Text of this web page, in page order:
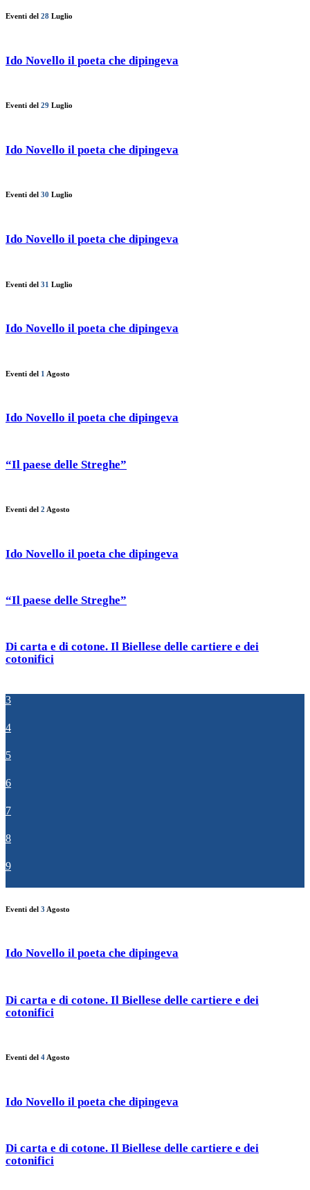
Eventi del 28 Luglio
Ido Novello il poeta che dipingeva
Eventi del 29 Luglio
Ido Novello il poeta che dipingeva
Eventi del 30 Luglio
Ido Novello il poeta che dipingeva
Eventi del 31 Luglio
Ido Novello il poeta che dipingeva
Eventi del 1 Agosto
Ido Novello il poeta che dipingeva
“Il paese delle Streghe”
Eventi del 2 Agosto
Ido Novello il poeta che dipingeva
“Il paese delle Streghe”
Di carta e di cotone. Il Biellese delle cartiere e dei
cotonifici
3
4
5
6
7
8
9
Eventi del 3 Agosto
Ido Novello il poeta che dipingeva
Di carta e di cotone. Il Biellese delle cartiere e dei
cotonifici
Eventi del 4 Agosto
Ido Novello il poeta che dipingeva
Di carta e di cotone. Il Biellese delle cartiere e dei
cotonifici